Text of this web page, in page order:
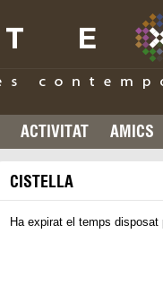
ACTIVITAT AMICS
CISTELLA
Ha expirat el temps